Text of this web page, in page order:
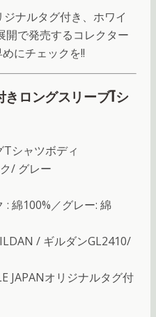
ジナルタグ付き、ホワイ
開で発売するコレクター
にチェックを!!
付きロングスリーブTシ
シャツボディ
/ グレー
: 綿100%／グレー: 綿
/ ギルダンGL2410/
JAPANオリジナルタグ付